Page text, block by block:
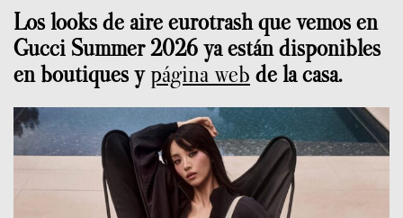
Los looks de aire eurotrash que vemos en
Gucci Summer 2026 ya están disponibles
en boutiques ypágina web de la casa.